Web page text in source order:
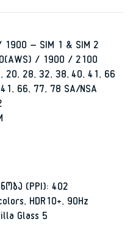
– SIM 1 & SIM 2
/ 1900 / 2100
20, 28, 32, 38, 40, 41, 66
66, 77, 78 SA/NSA
(PPI): 402
HDR10+, 90Hz
Glass 5